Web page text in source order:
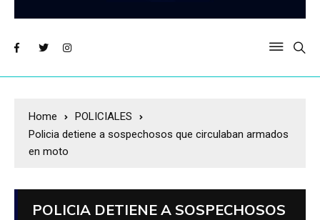
Home
POLICIALES
Policia detiene a sospechosos que circulaban armados
en moto
POLICIA DETIENE A SOSPECHOSOS